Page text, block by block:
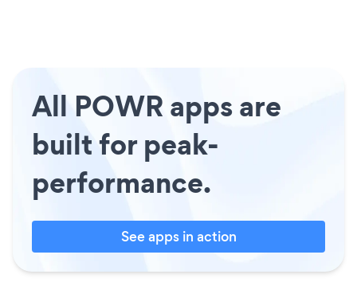
All POWR apps are
built for peak-
performance.
See apps in action